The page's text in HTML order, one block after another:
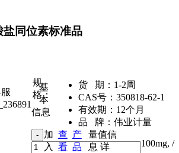
同位素标准品
货 期： 1-2周
CAS号： 350818-62-1
有效期： 12个月
品 牌： 伟业计量
规
格：
100mg, /
加
入
查
看
产
品
基
本
信息
量值信
息 详